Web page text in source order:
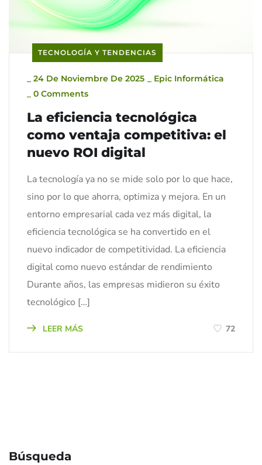
TECNOLOGÍA Y TENDENCIAS
24 De Noviembre De 2025
Epic Informática
0 Comments
La eficiencia tecnológica
como ventaja competitiva: el
nuevo ROI digital
La tecnología ya no se mide solo por lo que hace,
sino por lo que ahorra, optimiza y mejora. En un
entorno empresarial cada vez más digital, la
eficiencia tecnológica se ha convertido en el
nuevo indicador de competitividad. La eficiencia
digital como nuevo estándar de rendimiento
Durante años, las empresas midieron su éxito
tecnológico […]
LEER MÁS 72
Búsqueda